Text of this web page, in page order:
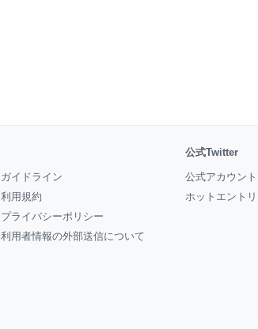
ガイドライン
利用規約
プライバシーポリシー
利用者情報の外部送信について
公式Twitter
公式アカウント
ホットエント